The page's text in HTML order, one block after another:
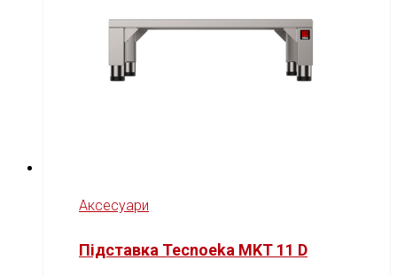
Аксесуари
Підставка Tecnoeka MKT 11 D